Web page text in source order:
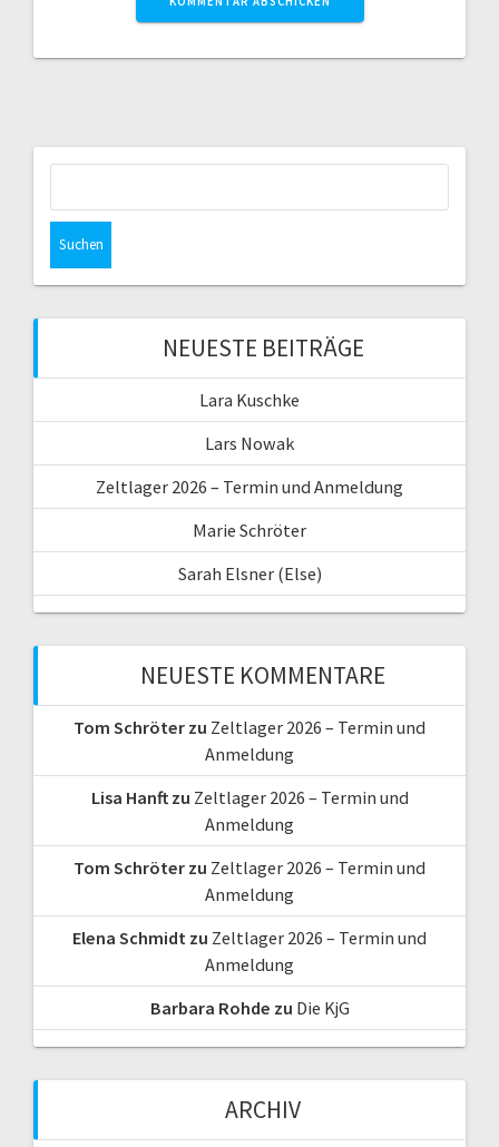
NEUESTE BEITRÄGE
Lara Kuschke
Lars Nowak
Zeltlager 2026 – Termin und Anmeldung
Marie Schröter
Sarah Elsner (Else)
NEUESTE KOMMENTARE
Tom Schröter zu Zeltlager 2026 – Termin und
Anmeldung
Lisa Hanftzu Zeltlager 2026 – Termin und
Anmeldung
Tom Schröter zu Zeltlager 2026 – Termin und
Anmeldung
Elena Schmidt zu Zeltlager 2026 – Termin und
Anmeldung
Barbara Rohde zu Die KjG
ARCHIV